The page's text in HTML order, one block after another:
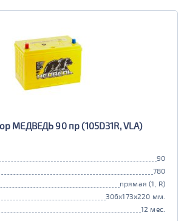
МЕДВЕДЬ 90 пр (105D31R, VLA)
90
780
прямая (1, R)
306x173x220 мм.
12 мес.